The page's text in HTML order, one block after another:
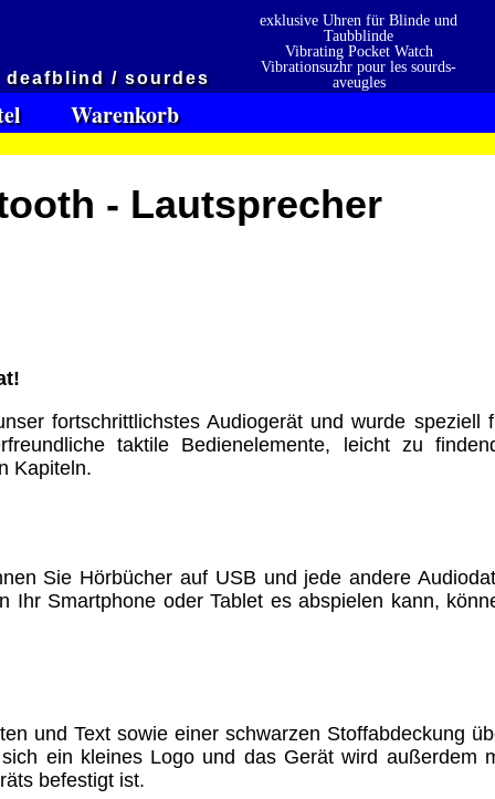
/ sourdes
exklusive Uhren für Blinde und
Taubblinde
Vibrating Pocket Watch
Vibrationsuzhr pour les sourds-
aveugles
Vibrationsuzhr para sordo-ciego
Warenkorb
- Lautsprecher
fortschrittlichstes Audiogerät und wurde speziell
taktile Bedienelemente, leicht zu
Kapiteln.
Sie Hörbücher auf USB und jede andere
Ihr Smartphone oder Tablet es abspielen kann,
und Text sowie einer schwarzen Stoffabdeckung
ein kleines Logo und das Gerät wird außerdem
befestigt ist.
also
und
man durch
verhindert
allen Inhalten,
alle auf
unter
[ 5857 ]
[ 19.01.2026 15:49:57 ]